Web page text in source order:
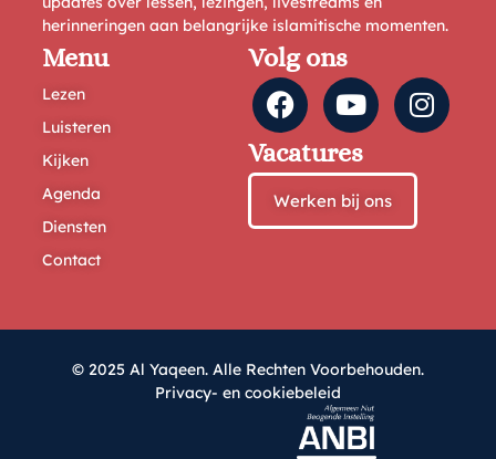
herinneringen aan belangrijke islamitische momenten.
Menu
Lezen
Luisteren
Kijken
Agenda
Diensten
Contact
Volg ons
Vacatures
Werken bij ons
© 2025 Al Yaqeen. Alle Rechten Voorbehouden.
Privacy- en cookiebeleid